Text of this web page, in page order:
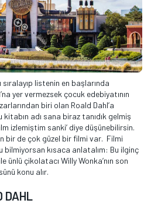
listenin en başlarında
yer vermezsek çocuk edebiyatının
biri olan Roald Dahl’a
kitabın adı sana biraz tanıdık gelmiş
izlemiştim sanki’ diye düşünebilirsin.
bir de çok güzel bir filmi var. Filmi
bilmiyorsan kısaca anlatalım: Bu ilginç
ünlü çikolatacı Willy Wonka’nın son
konu alır.
DAHL